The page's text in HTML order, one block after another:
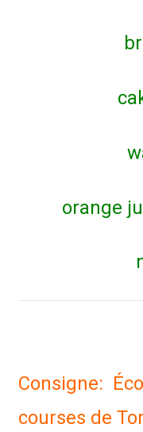
orange
Consigne:
courses de